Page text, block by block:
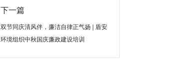
下一篇
双节同庆清风伴，廉洁自律正气扬 | 盾安
环境组织中秋国庆廉政建设培训